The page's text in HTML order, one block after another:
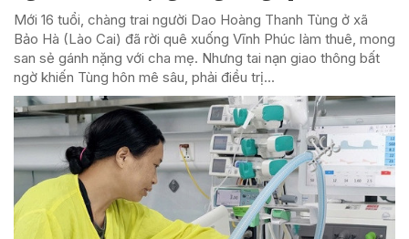
Mới 16 tuổi, chàng trai người Dao Hoàng Thanh Tùng ở xã
Bảo Hà (Lào Cai) đã rời quê xuống Vĩnh Phúc làm thuê, mong
san sẻ gánh nặng với cha mẹ. Nhưng tai nạn giao thông bất
ngờ khiến Tùng hôn mê sâu, phải điều trị...